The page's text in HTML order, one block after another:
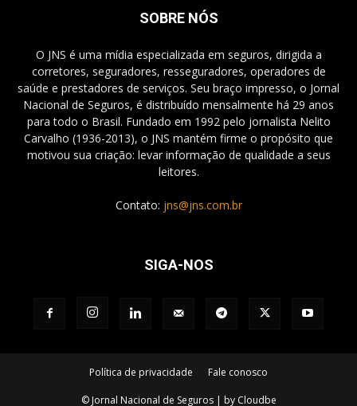
SOBRE NÓS
O JNS é uma mídia especializada em seguros, dirigida a
corretores, seguradores, resseguradores, operadores de
saúde e prestadores de serviços. Seu braço impresso, o Jornal
Nacional de Seguros, é distribuído mensalmente há 29 anos
para todo o Brasil. Fundado em 1992 pelo jornalista Nelito
Carvalho (1936-2013), o JNS mantém firme o propósito que
motivou sua criação: levar informação de qualidade a seus
leitores.
Contato: jns@jns.com.br
SIGA-NOS
Política de privacidade Fale conosco
© Jornal Nacional de Seguros | by Cloudbe